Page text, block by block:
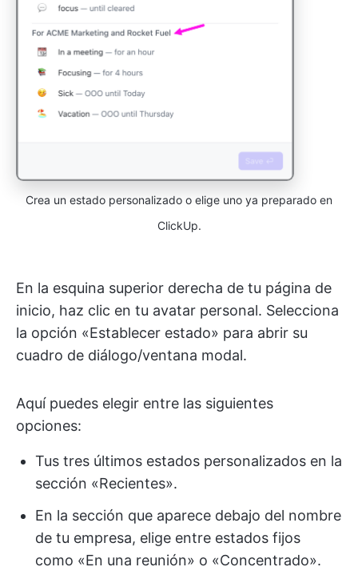
Crea un estado personalizado o elige uno ya preparado en
ClickUp.
En la esquina superior derecha de tu página de
inicio, haz clic en tu avatar personal. Selecciona
la opción «Establecer estado» para abrir su
cuadro de diálogo/ventana modal.
Aquí puedes elegir entre las siguientes
opciones:
Tus tres últimos estados personalizados en la
sección «Recientes».
En la sección que aparece debajo del nombre
de tu empresa, elige entre estados fijos
como «En una reunión» o «Concentrado».